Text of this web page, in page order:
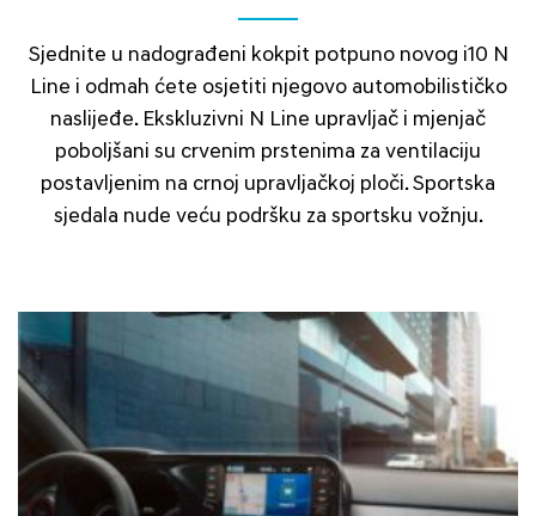
Sjednite u nadograđeni kokpit potpuno novog i10 N
Line i odmah ćete osjetiti njegovo automobilističko
naslijeđe. Ekskluzivni N Line upravljač i mjenjač
poboljšani su crvenim prstenima za ventilaciju
postavljenim na crnoj upravljačkoj ploči. Sportska
sjedala nude veću podršku za sportsku vožnju.